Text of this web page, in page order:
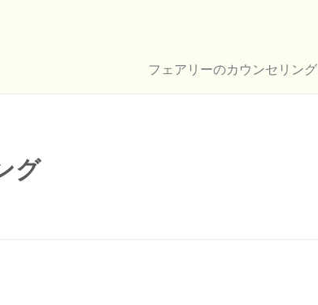
フェアリーのカウンセリング
グ